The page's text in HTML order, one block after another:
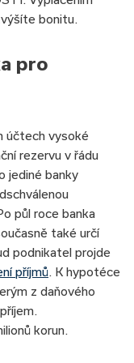
bonitu.
pro
účtech vysoké
rezervu v řádu
jediné banky
půl roce banka
také určí
podnikatel projde
příjmů. K hypotéce
z daňového
korun.